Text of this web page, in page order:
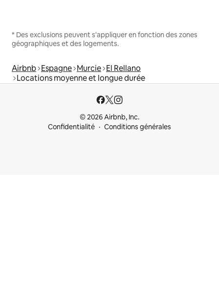
* Des exclusions peuvent s'appliquer en fonction des zones
géographiques et des logements.
Airbnb Espagne Murcie El Rellano
Locations moyenne et longue durée
© 2026 Airbnb, Inc.
Confidentialité
Conditions générales